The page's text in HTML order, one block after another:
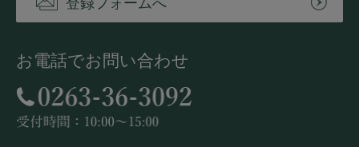
登録フォームへ
お電話でお問い合わせ